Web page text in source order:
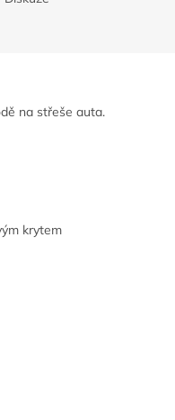
na střeše auta.
krytem